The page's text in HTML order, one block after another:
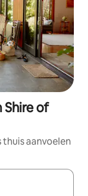
of
aanvoelen
je een keuze